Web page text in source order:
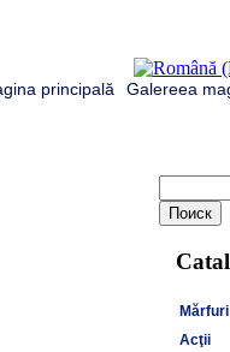
principală Galereea
Acţii